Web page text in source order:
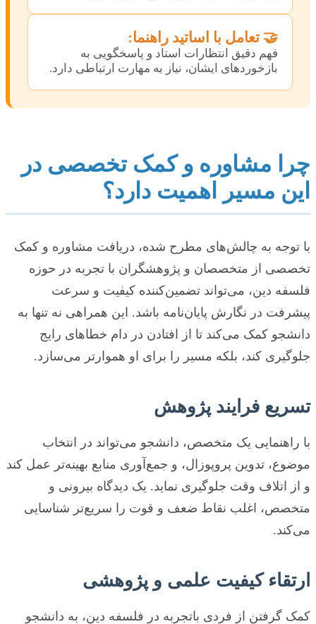
🤝 تعامل با اساتید راهنما:
فهم دقیق انتظارات استاد و پاسخگویی به
بازخوردهای ایشان، نیاز به مهارت ارتباطی دارد.
چرا مشاوره و کمک تخصصی در
این مسیر اهمیت دارد؟
با توجه به چالش‌های مطرح شده، دریافت مشاوره و کمک
تخصصی از متخصصان و پژوهشگران با تجربه در حوزه
فلسفه دین، می‌تواند تضمین‌کننده کیفیت و سرعت
پیشرفت در نگارش پایان‌نامه باشد. این همراهی نه تنها به
دانشجو کمک می‌کند تا از افتادن در دام خطاهای رایج
جلوگیری کند، بلکه مسیر را برای او هموارتر می‌سازد.
تسریع فرایند پژوهش
با راهنمایی یک متخصص، دانشجو می‌تواند در انتخاب
موضوع، تدوین پروپوزال، و جمع‌آوری منابع بهینه‌تر عمل کند
و از اتلاف وقت جلوگیری نماید. یک دیدگاه بیرونی و
متخصص، اغلب نقاط ضعف و قوت را سریع‌تر شناسایی
می‌کند.
ارتقاء کیفیت علمی و پژوهشی
کمک گرفتن از فردی باتجربه در فلسفه دین، به دانشجو